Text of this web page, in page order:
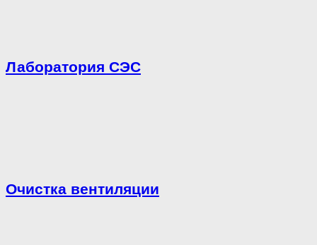
Лаборатория СЭС
Очистка вентиляции